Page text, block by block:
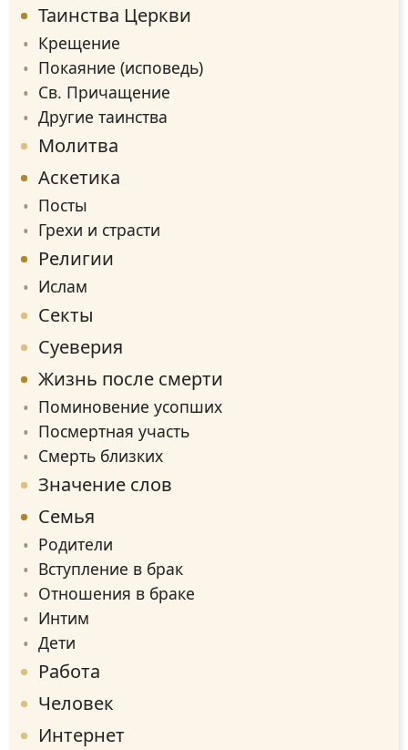
Таинства Церкви
Крещение
Покаяние (исповедь)
Св. Причащение
Другие таинства
Молитва
Аскетика
Посты
Грехи и страсти
Религии
Ислам
Секты
Суеверия
Жизнь после смерти
Поминовение усопших
Посмертная участь
Смерть близких
Значение слов
Семья
Родители
Вступление в брак
Отношения в браке
Интим
Дети
Работа
Человек
Интернет